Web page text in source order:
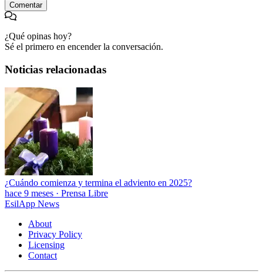
Comentar
¿Qué opinas hoy?
Sé el primero en encender la conversación.
Noticias relacionadas
¿Cuándo comienza y termina el adviento en 2025?
hace 9 meses · Prensa Libre
EsilApp News
About
Privacy Policy
Licensing
Contact